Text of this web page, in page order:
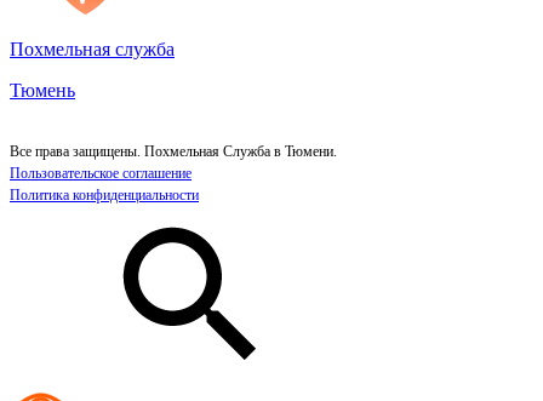
Похмельная служба
Тюмень
Все права защищены. Похмельная Служба в Тюмени.
Пользовательское соглашение
Политика конфиденциальности